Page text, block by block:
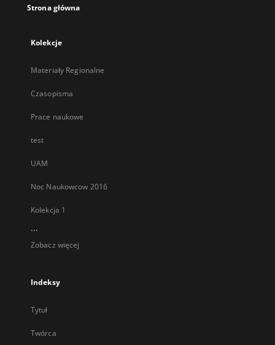
Strona główna
Kolekcje
Materiały Regionalne
Czasopisma
Prace naukowe
test
UAM
Noc Naukowcow 2016
Kolekcja 1
...
Zobacz więcej
Indeksy
Tytuł
Twórca